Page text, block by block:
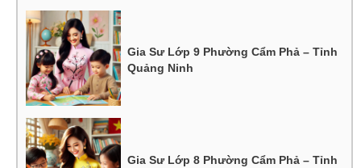
Gia Sư Lớp 9 Phường Cẩm Phả – Tỉnh
Quảng Ninh
Gia Sư Lớp 8 Phường Cẩm Phả – Tỉnh